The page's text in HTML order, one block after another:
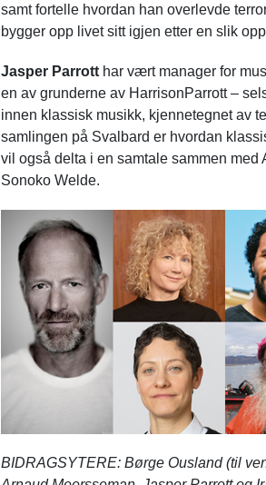
samt fortelle hvordan han overlevde
bygger opp livet sitt igjen etter en slik
Jasper Parrotthar vært manager for
en av grunderne av HarrisonParrott –
innen klassisk musikk, kjennetegnet av
samlingen på Svalbard er hvordan
vil også delta i en samtale sammen med
Sonoko Welde.
BIDRAGSYTERE: Børge Ousland (til